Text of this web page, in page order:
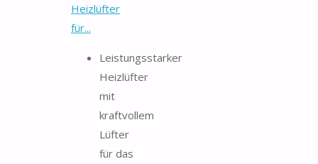
Heizlüfter
für...
Leistungsstarker
Heizlüfter
mit
kraftvollem
Lüfter
für das